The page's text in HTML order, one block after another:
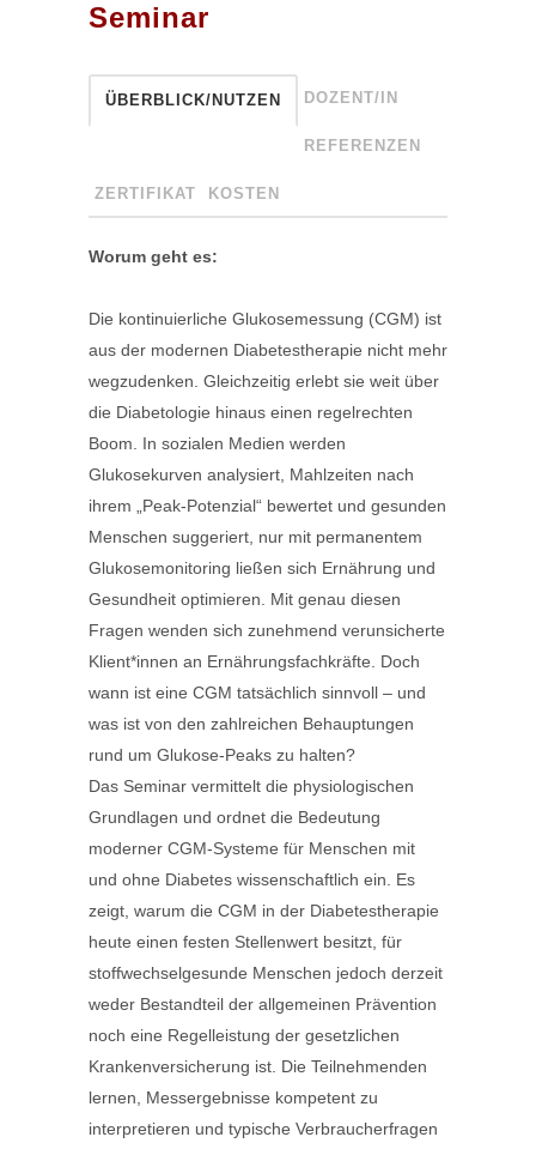
Seminar
ÜBERBLICK/NUTZEN DOZENT/IN
REFERENZEN
ZERTIFIKAT KOSTEN
Worum geht es:
Die kontinuierliche Glukosemessung (CGM) ist
aus der modernen Diabetestherapie nicht mehr
wegzudenken. Gleichzeitig erlebt sie weit über
die Diabetologie hinaus einen regelrechten
Boom. In sozialen Medien werden
Glukosekurven analysiert, Mahlzeiten nach
ihrem „Peak-Potenzial“ bewertet und gesunden
Menschen suggeriert, nur mit permanentem
Glukosemonitoring ließen sich Ernährung und
Gesundheit optimieren. Mit genau diesen
Fragen wenden sich zunehmend verunsicherte
Klient*innen an Ernährungsfachkräfte. Doch
wann ist eine CGM tatsächlich sinnvoll – und
was ist von den zahlreichen Behauptungen
rund um Glukose-Peaks zu halten?
Das Seminar vermittelt die physiologischen
Grundlagen und ordnet die Bedeutung
moderner CGM-Systeme für Menschen mit
und ohne Diabetes wissenschaftlich ein. Es
zeigt, warum die CGM in der Diabetestherapie
heute einen festen Stellenwert besitzt, für
stoffwechselgesunde Menschen jedoch derzeit
weder Bestandteil der allgemeinen Prävention
noch eine Regelleistung der gesetzlichen
Krankenversicherung ist. Die Teilnehmenden
lernen, Messergebnisse kompetent zu
interpretieren und typische Verbraucherfragen